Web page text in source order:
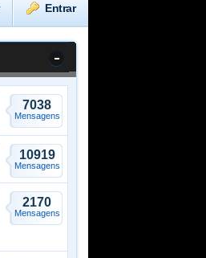
Entrar
7038
Mensagens
10919
Mensagens
2170
Mensagens